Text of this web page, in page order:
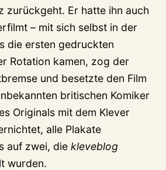
zurückgeht. Er hatte ihn auch
– mit sich selbst in der
die ersten gedruckten
Rotation kamen, zog der
und besetzte den Film
britischen Komiker
Originals mit dem Klever
alle Plakate
auf zwei, die kleveblog
wurden.